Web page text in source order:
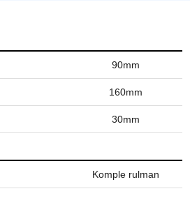
90mm
160mm
30mm
Komple rulman